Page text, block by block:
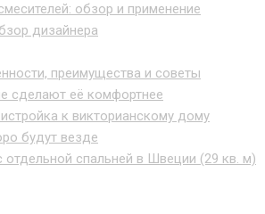
обзор и применение
дизайнера
преимущества и советы
сделают её комфортнее
к викторианскому дому
будут везде
спальней в Швеции (29 кв. м)